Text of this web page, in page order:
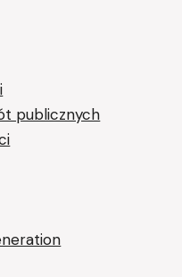
publicznych